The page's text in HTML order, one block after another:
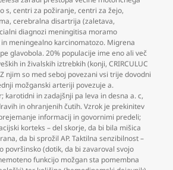
s,centri za požiranje,centri za žejo,
,cerebralna disartrija (zaletava,
diagnozi meningitisa moramo
meningealno karcinomatozo. Migrena
glavobola. 20% populacije ime eno ali več
in živalskih iztrebkih (konji,CRIRCULUC
Z njim so med seboj povezani vsi trije dovodni
možganski arteriji povezuje a.
karotidni in zadajšnji pa leva in desna a. c,
in ohranjenih čutih. Vzrok je prekinitev
informacij in govornimi predeli;
korteks – del skorje,da bi bila mišica
,da bi sprožil AP. Taktilna senzibilnost –
površinsko (dotik,da bi zavaroval svojo
funkcijo možgan sta pomembna